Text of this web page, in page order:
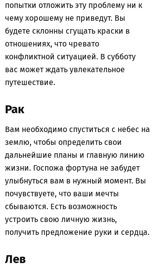
попытки отложить эту проблему ни к
чему хорошему не приведут. Вы
будете склонны сгущать краски в
отношениях, что чревато
конфликтной ситуацией. В субботу
вас может ждать увлекательное
путешествие.
Рак
Вам необходимо спуститься с небес на
землю, чтобы определить свои
дальнейшие планы и главную линию
жизни. Госпожа фортуна не забудет
улыбнуться вам в нужный момент. Вы
почувствуете, что ваши мечты
сбываются. Есть возможность
устроить свою личную жизнь,
получить предложение руки и сердца.
Лев